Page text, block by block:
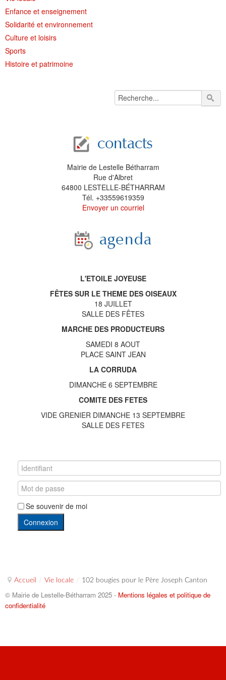
Enfance et enseignement
Solidarité et environnement
Culture et loisirs
Sports
Histoire et patrimoine
Mairie de Lestelle Bétharram
Rue d'Albret
64800 LESTELLE-BÉTHARRAM
Tél. +33559619359
Envoyer un courriel
L'ETOILE JOYEUSE
FÊTES SUR LE THEME DES OISEAUX
18 JUILLET
SALLE DES FÊTES
MARCHE DES PRODUCTEURS
SAMEDI 8 AOUT
PLACE SAINT JEAN
LA CORRUDA
DIMANCHE 6 SEPTEMBRE
COMITE DES FETES
VIDE GRENIER DIMANCHE 13 SEPTEMBRE
SALLE DES FETES
Se souvenir de moi
Connexion
Accueil / Vie locale / 102 bougies pour le Père Joseph Canton
© Mairie de Lestelle-Bétharram 2025 - Mentions légales et politique de
confidentialité